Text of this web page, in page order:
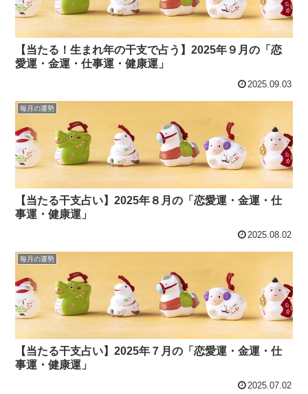
【当たる！生まれ年の干支で占う】2025年９月の「恋
愛運・金運・仕事運・健康運」
2025.09.03
毎月の運勢
【当たる干支占い】2025年８月の「恋愛運・金運・仕
事運・健康運」
2025.08.02
毎月の運勢
【当たる干支占い】2025年７月の「恋愛運・金運・仕
事運・健康運」
2025.07.02